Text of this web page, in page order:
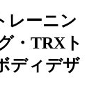
レーニン
・TRXト
ディデザ